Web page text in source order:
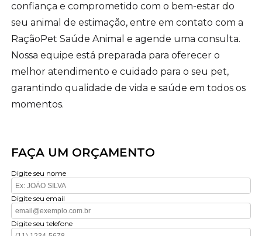
confiança e comprometido com o bem-estar do
seu animal de estimação, entre em contato com a
RaçãoPet Saúde Animal e agende uma consulta.
Nossa equipe está preparada para oferecer o
melhor atendimento e cuidado para o seu pet,
garantindo qualidade de vida e saúde em todos os
momentos.
FAÇA UM ORÇAMENTO
Digite seu nome
Digite seu email
Digite seu telefone